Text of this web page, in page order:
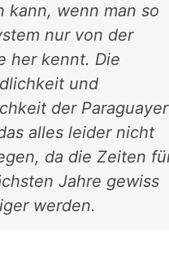
kann, wenn man so
nur von der
her kennt. Die
und
der Paraguayer
alles leider nicht
da die Zeiten
Jahre gewiss
werden.